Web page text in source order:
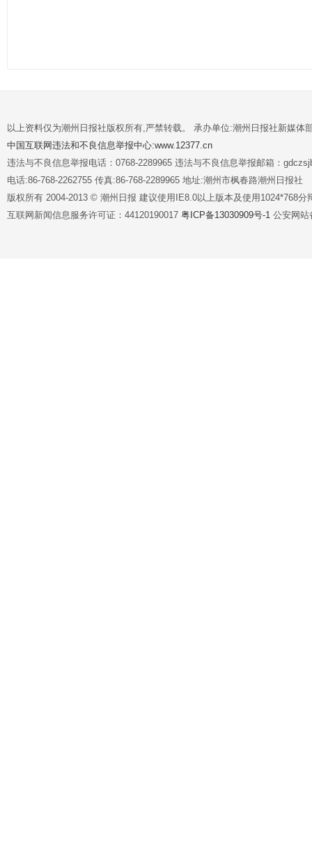
以上资料仅为潮州日报社版权所有,严禁转载。 承办单位:潮州日报社新媒体
中国互联网违法和不良信息举报中心:www.12377.cn
违法与不良信息举报电话：0768-2289965 违法与不良信息举报邮箱：
电话:86-768-2262755 传真:86-768-2289965 地址:潮州市枫春路潮州日报社
版权所有 2004-2013 © 潮州日报 建议使用IE8.0以上版本及使用1024*768分
互联网新闻信息服务许可证：44120190017 粤ICP备13030909号-1 公安网站